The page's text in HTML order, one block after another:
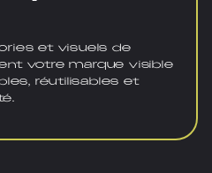
et visuels de
votre marque visible
réutilisables et